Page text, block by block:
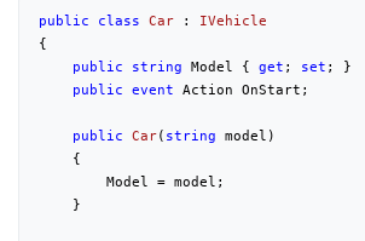
public class Car : IVehicle
{
public
string Model { get ; set ; }
public event Action OnStart;
public Car( string model )
{
        Model = model;
    }